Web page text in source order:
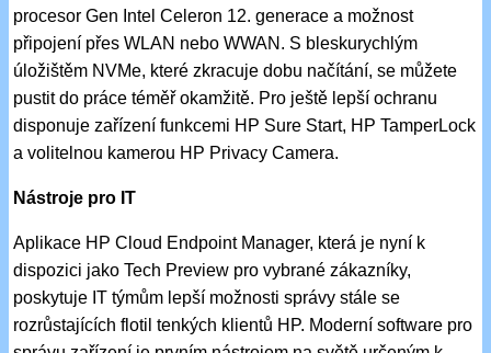
procesor Gen Intel Celeron 12. generace a možnost
připojení přes WLAN nebo WWAN. S bleskurychlým
úložištěm NVMe, které zkracuje dobu načítání, se můžete
pustit do práce téměř okamžitě. Pro ještě lepší ochranu
disponuje zařízení funkcemi HP Sure Start, HP TamperLock
a volitelnou kamerou HP Privacy Camera.
Nástroje pro IT
Aplikace HP Cloud Endpoint Manager, která je nyní k
dispozici jako Tech Preview pro vybrané zákazníky,
poskytuje IT týmům lepší možnosti správy stále se
rozrůstajících flotil tenkých klientů HP. Moderní software pro